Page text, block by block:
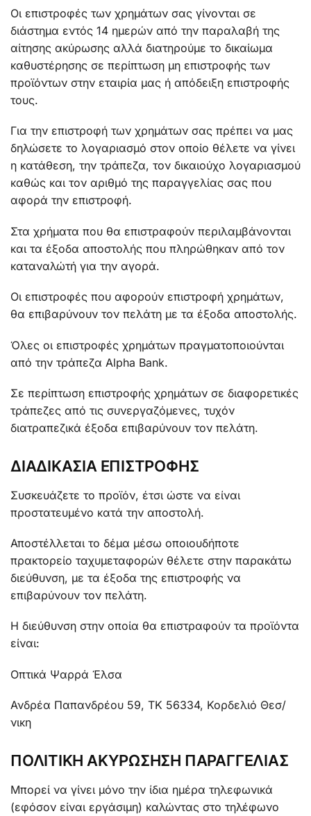
Οι επιστροφές των χρημάτων σας γίνονται σε
διάστημα εντός 14 ημερών από την παραλαβή της
αίτησης ακύρωσης αλλά διατηρούμε το δικαίωμα
καθυστέρησης σε περίπτωση μη επιστροφής των
προϊόντων στην εταιρία μας ή απόδειξη επιστροφής
τους.
Για την επιστροφή των χρημάτων σας πρέπει να μας
δηλώσετε το λογαριασμό στον οποίο θέλετε να γίνει
η κατάθεση, την τράπεζα, τον δικαιούχο λογαριασμού
καθώς και τον αριθμό της παραγγελίας σας που
αφορά την επιστροφή.
Στα χρήματα που θα επιστραφούν περιλαμβάνονται
και τα έξοδα αποστολής που πληρώθηκαν από τον
καταναλώτή για την αγορά.
Οι επιστροφές που αφορούν επιστροφή χρημάτων,
θα επιβαρύνουν τον πελάτη με τα έξοδα αποστολής.
Όλες οι επιστροφές χρημάτων πραγματοποιούνται
από την τράπεζα Alpha Bank.
Σε περίπτωση επιστροφής χρημάτων σε διαφορετικές
τράπεζες από τις συνεργαζόμενες, τυχόν
διατραπεζικά έξοδα επιβαρύνουν τον πελάτη.
ΔΙΑΔΙΚΑΣΙΑ ΕΠΙΣΤΡΟΦΗΣ
Συσκευάζετε το προϊόν, έτσι ώστε να είναι
προστατευμένο κατά την αποστολή.
Αποστέλλεται το δέμα μέσω οποιουδήποτε
πρακτορείο ταχυμεταφορών θέλετε στην παρακάτω
διεύθυνση, με τα έξοδα της επιστροφής να
επιβαρύνουν τον πελάτη.
Η διεύθυνση στην οποία θα επιστραφούν τα προϊόντα
είναι:
Οπτικά Ψαρρά Έλσα
Ανδρέα Παπανδρέου 59, ΤΚ 56334, Κορδελιό Θεσ/
νικη
ΠΟΛΙΤΙΚΗ ΑΚΥΡΩΣΗΣΗ ΠΑΡΑΓΓΕΛΙΑΣ
Μπορεί να γίνει μόνο την ίδια ημέρα τηλεφωνικά
(εφόσον είναι εργάσιμη) καλώντας στο τηλέφωνο